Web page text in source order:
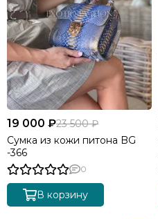
19 000 ₽23 500 ₽
Сумка из кожи питона BG
-366
0
В корзину